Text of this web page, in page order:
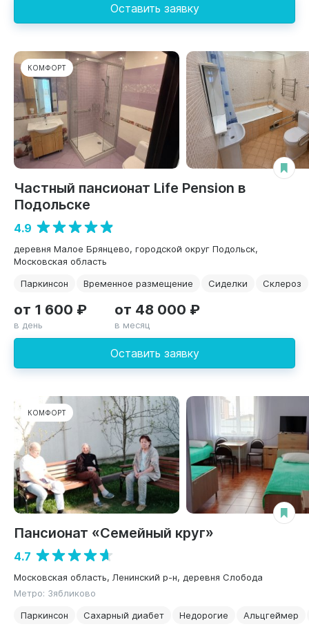
Оставить заявку
КОМФОРТ
Частный пансионат Life Pension в
Подольске
4.9
деревня Малое Брянцево, городской округ Подольск,
Московская область
Паркинсон
Временное размещение Сиделки Склероз
Оставить заявку
от 1 600 ₽
в день
от 48 000 ₽
в месяц
КОМФОРТ
Пансионат «Семейный круг»
4.7
Московская область, Ленинский р-н, деревня Слобода
Метро: Зябликово
Паркинсон
Сахарный диабет Недорогие Альцгеймер